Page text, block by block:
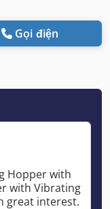
Gọi điện